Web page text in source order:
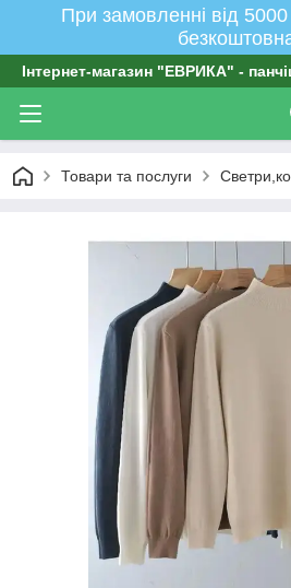
При замовленні від
Інтернет-магазин "ЕВРИКА" -
Товари та послуги